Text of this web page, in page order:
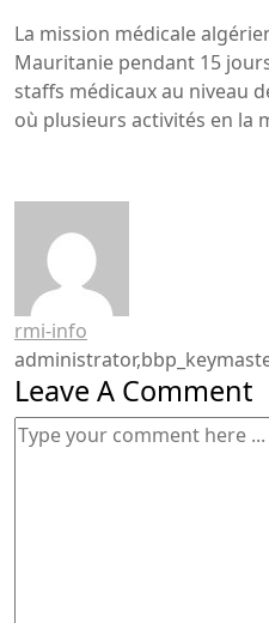
La mission médicale
Mauritanie pendant 15
staffs médicaux au niveau
où plusieurs activités en la
rmi-info
Leave A Comment